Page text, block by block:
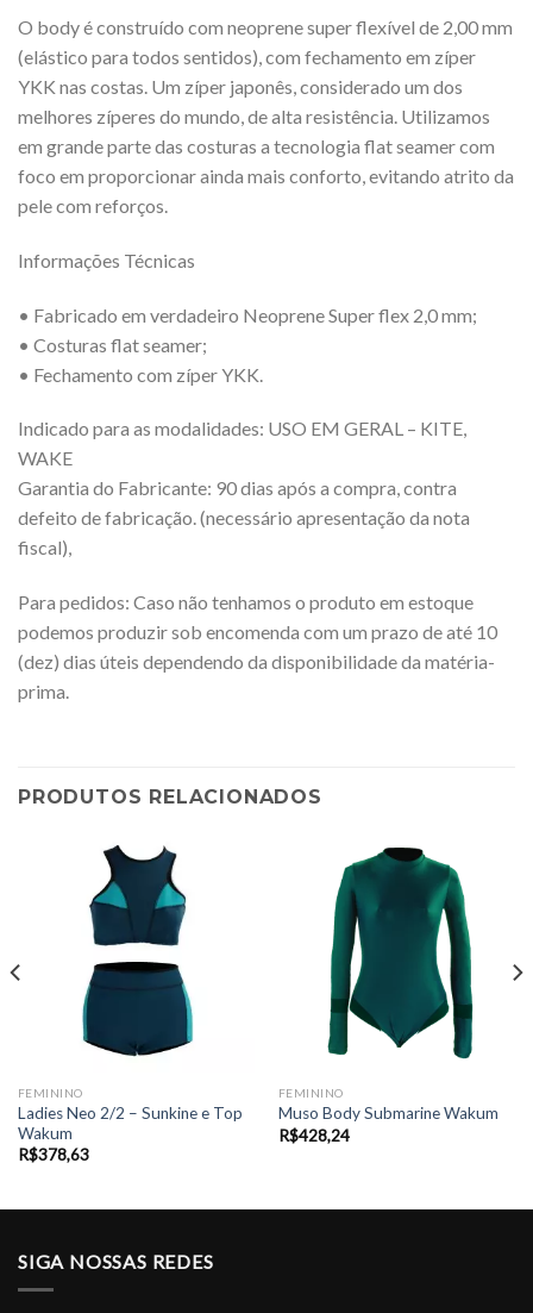
O body é construído com neoprene super flexível de 2,00 mm
(elástico para todos sentidos), com fechamento em zíper
YKK nas costas. Um zíper japonês, considerado um dos
melhores zíperes do mundo, de alta resistência. Utilizamos
em grande parte das costuras a tecnologia flat seamer com
foco em proporcionar ainda mais conforto, evitando atrito da
pele com reforços.
Informações Técnicas
• Fabricado em verdadeiro Neoprene Super flex 2,0 mm;
• Costuras flat seamer;
• Fechamento com zíper YKK.
Indicado para as modalidades: USO EM GERAL – KITE,
WAKE
Garantia do Fabricante: 90 dias após a compra, contra
defeito de fabricação. (necessário apresentação da nota
fiscal),
Para pedidos: Caso não tenhamos o produto em estoque
podemos produzir sob encomenda com um prazo de até 10
(dez) dias úteis dependendo da disponibilidade da matéria-
prima.
PRODUTOS RELACIONADOS
FEMININO
Ladies Neo 2/2 – Sunkine e Top
Wakum
R$378,63
FEMININO
Muso Body Submarine Wakum
R$428,24
SIGA NOSSAS REDES